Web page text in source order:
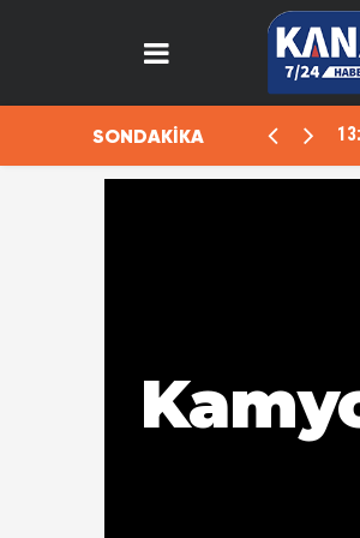
SONDAKİKA
deşifre oldu